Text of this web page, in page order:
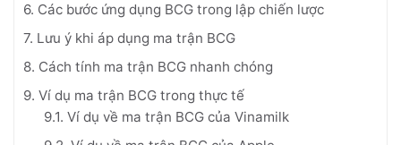
6. Các bước ứng dụng BCG trong lập chiến lược
7. Lưu ý khi áp dụng ma trận BCG
8. Cách tính ma trận BCG nhanh chóng
9. Ví dụ ma trận BCG trong thực tế
9.1. Ví dụ về ma trận BCG của Vinamilk